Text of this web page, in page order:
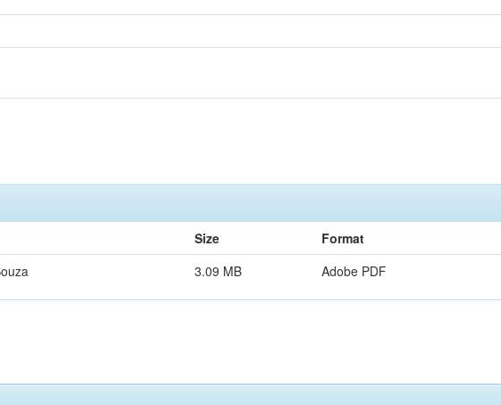
Size
Format
3.09 MB Adobe PDF